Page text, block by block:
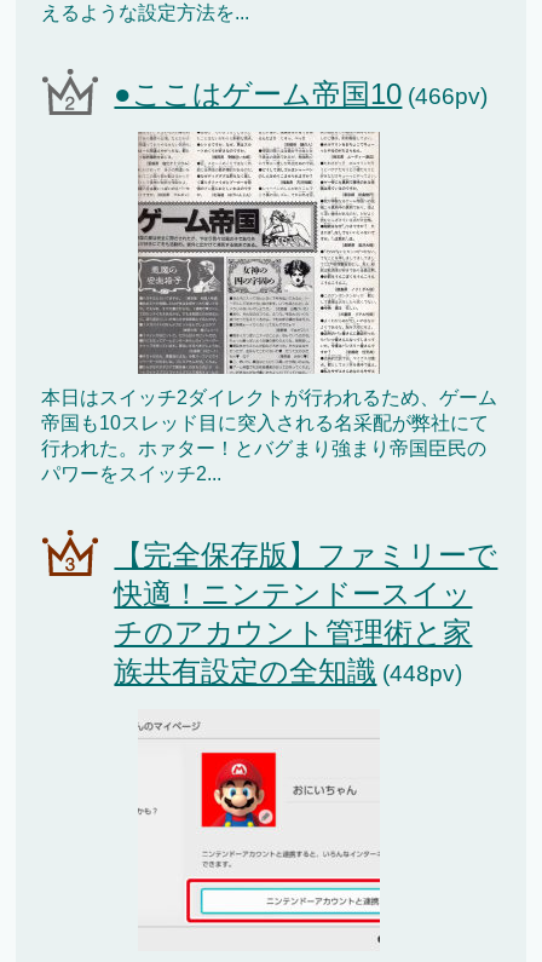
えるような設定方法を...
●ここはゲーム帝国10 (466pv)
本日はスイッチ2ダイレクトが行われるため、ゲーム
帝国も10スレッド目に突入される名采配が弊社にて
行われた。ホァター！とバグまり強まり帝国臣民の
パワーをスイッチ2...
【完全保存版】ファミリーで
快適！ニンテンドースイッ
チのアカウント管理術と家
族共有設定の全知識 (448pv)